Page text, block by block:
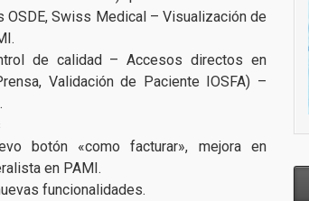
OSDE, Swiss Medical – Visualización de
de calidad – Accesos directos en
Validación de Paciente IOSFA) –
botón «como facturar», mejora en
en PAMI.
funcionalidades.